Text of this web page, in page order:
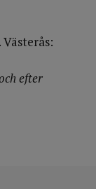
. Västerås:
efter